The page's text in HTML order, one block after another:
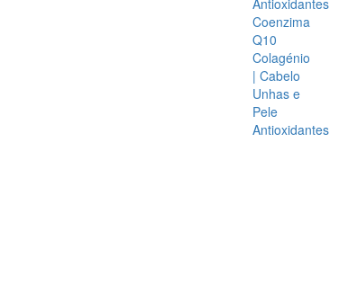
Coenzima
Q10
Colagénio
| Cabelo
Unhas e
Pele
Antioxidantes